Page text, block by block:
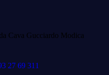
Cava Gucciardo Modica
27 69 311